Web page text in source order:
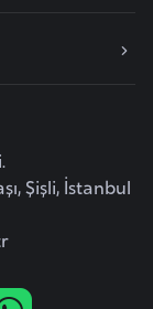
Şişli, İstanbul